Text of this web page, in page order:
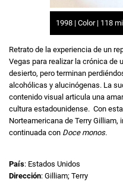
1998 | Color | 118
Retrato de la experiencia de un
Vegas para realizar la crónica de
desierto, pero terminan
alcohólicas y alucinógenas. La
contenido visual articula una
cultura estadounidense. Con
Norteamericana de Terry Gilliam,
continuada con Doce monos.
País: Estados Unidos
Dirección: Gilliam; Terry